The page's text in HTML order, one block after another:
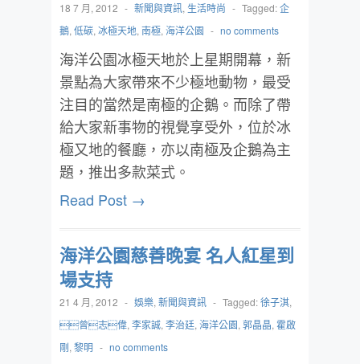
18 7 月, 2012 - 新聞與資訊, 生活時尚 - Tagged:企
鵝, 低碳, 冰極天地, 南極, 海洋公園 - no comments
海洋公園冰極天地於上星期開幕，新
景點為大家帶來不少極地動物，最受
注目的當然是南極的企鵝。而除了帶
給大家新事物的視覺享受外，位於冰
極又地的餐廳，亦以南極及企鵝為主
題，推出多款菜式。
Read Post →
海洋公園慈善晚宴 名人紅星到
場支持
21 4 月, 2012 - 娛樂, 新聞與資訊 - Tagged:徐子淇,
曾志偉, 李家誠, 李治廷, 海洋公園, 郭晶晶, 霍啟
剛, 黎明 - no comments